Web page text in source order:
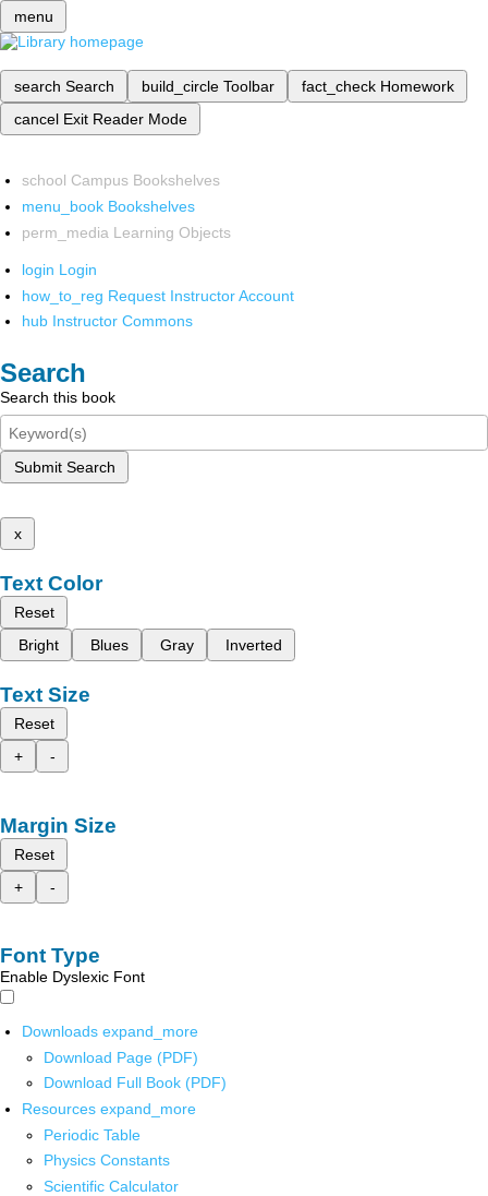
menu
search Search build_circle Toolbar fact_check Homework
cancel Exit Reader Mode
school Campus Bookshelves
menu_book Bookshelves
perm_media Learning Objects
login Login
how_to_reg Request Instructor Account
hub Instructor Commons
Search
Search this book
Submit Search
x
Text Color
Reset
Bright
Blues Gray Inverted
Text Size
Reset
+
-
Margin Size
Reset
+
-
Font Type
Enable Dyslexic Font
Downloads expand_more
Download Page (PDF)
Download Full Book (PDF)
Resources expand_more
Periodic Table
Physics Constants
Scientific Calculator